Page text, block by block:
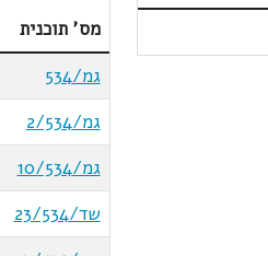
מס' תוכנית
גמ/534
גמ/2/534
גמ/10/534
שד/23/534